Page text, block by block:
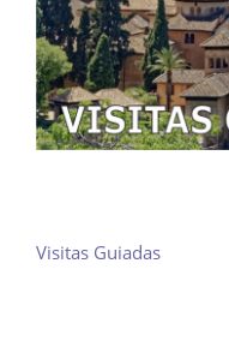
Visitas Guiadas